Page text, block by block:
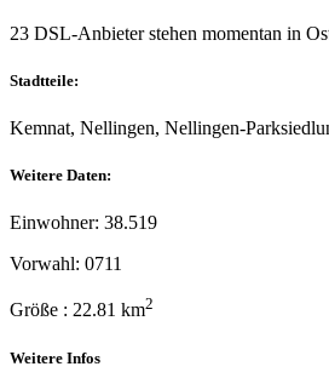
23 DSL-Anbieter stehen momentan in
Stadtteile:
Kemnat, Nellingen, Nellingen-
Weitere Daten:
Einwohner: 38.519
Vorwahl: 0711
Größe : 22.81 km2
Weitere Infos